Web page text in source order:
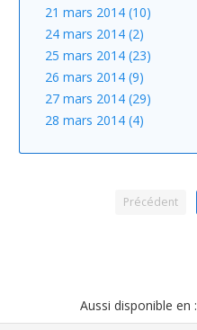
21 mars 2014 (10)
24 mars 2014 (2)
25 mars 2014 (23)
26 mars 2014 (9)
27 mars 2014 (29)
28 mars 2014 (4)
Précédent
Aussi disponible en :